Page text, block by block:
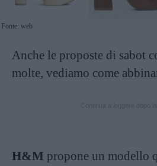
Fonte: web
Anche le proposte di sabot
molte, vediamo come
H&M propone un modello